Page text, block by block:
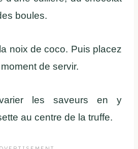
boules.
noix de coco. Puis placez
de servir.
les saveurs en y
au centre de la truffe.